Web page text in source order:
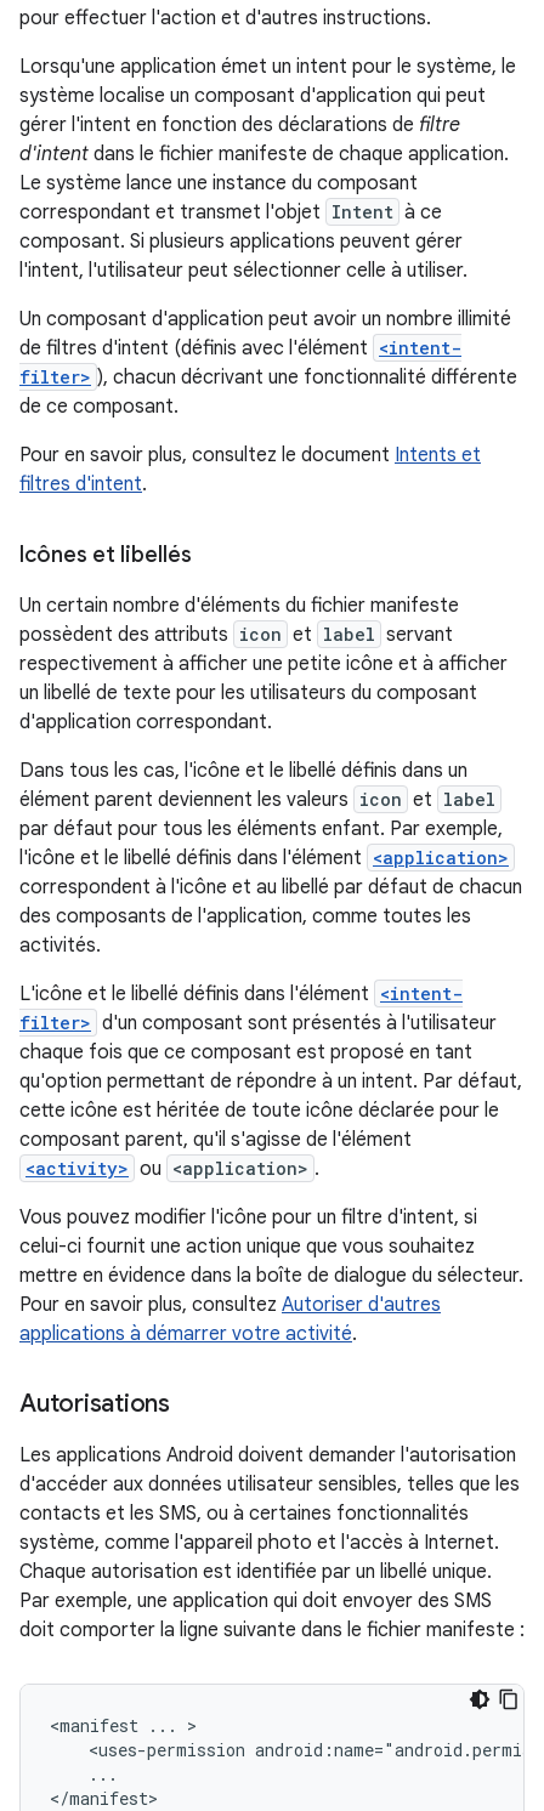
pour effectuer l'action et d'autres instructions.
Lorsqu'une application émet un intent pour le système, le
système localise un composant d'application qui peut
gérer l'intent en fonction des déclarations de filtre
d'intent dans le fichier manifeste de chaque application.
Le système lance une instance du composant
correspondant et transmet l'objet Intent à ce
composant. Si plusieurs applications peuvent gérer
l'intent, l'utilisateur peut sélectionner celle à utiliser.
Un composant d'application peut avoir un nombre illimité
de filtres d'intent (définis avec l'élément <intent-
filter> ), chacun décrivant une fonctionnalité différente
de ce composant.
Pour en savoir plus, consultez le document Intents et
filtres d'intent.
Icônes et libellés
Un certain nombre d'éléments du fichier manifeste
possèdent des attributs icon et label servant
respectivement à afficher une petite icône et à afficher
un libellé de texte pour les utilisateurs du composant
d'application correspondant.
Dans tous les cas, l'icône et le libellé définis dans un
élément parent deviennent les valeurs icon et label
par défaut pour tous les éléments enfant. Par exemple,
l'icône et le libellé définis dans l'élément <application>
correspondent à l'icône et au libellé par défaut de chacun
des composants de l'application, comme toutes les
activités.
L'icône et le libellé définis dans l'élément <intent-
filter> d'un composant sont présentés à l'utilisateur
chaque fois que ce composant est proposé en tant
qu'option permettant de répondre à un intent. Par défaut,
cette icône est héritée de toute icône déclarée pour le
composant parent, qu'il s'agisse de l'élément
<activity> ou <application> .
Vous pouvez modifier l'icône pour un filtre d'intent, si
celui-ci fournit une action unique que vous souhaitez
mettre en évidence dans la boîte de dialogue du sélecteur.
Pour en savoir plus, consultez Autoriser d'autres
applications à démarrer votre activité.
Autorisations
Les applications Android doivent demander l'autorisation
d'accéder aux données utilisateur sensibles, telles que les
contacts et les SMS, ou à certaines fonctionnalités
système, comme l'appareil photo et l'accès à Internet.
Chaque autorisation est identifiée par un libellé unique.
Par exemple, une application qui doit envoyer des SMS
doit comporter la ligne suivante dans le fichier manifeste :
<manifest ...
<uses-permission
...
</manifest>